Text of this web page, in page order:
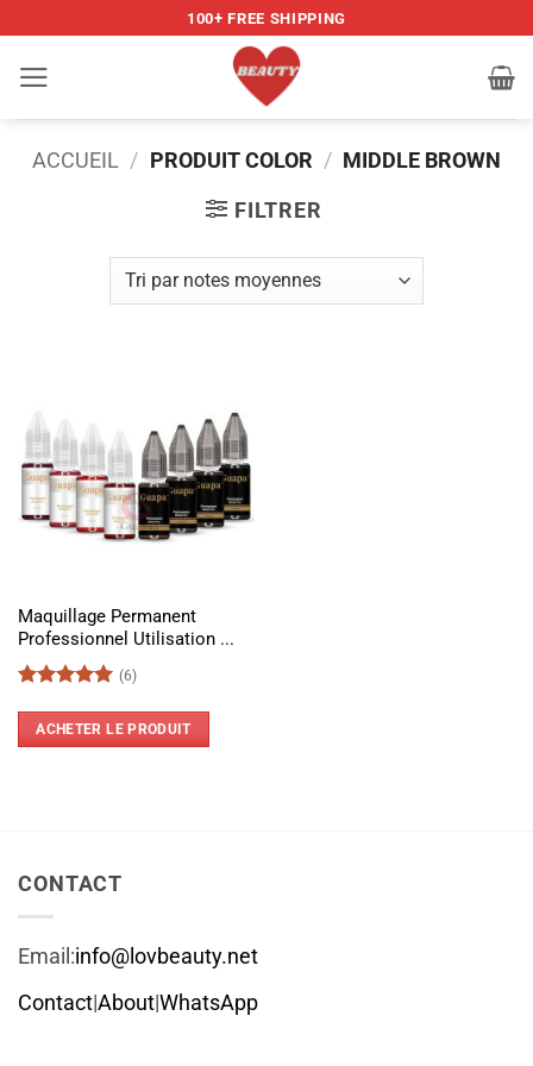
contenu
100+ FREE SHIPPING
ACCUEIL / PRODUIT COLOR / MIDDLE BROWN
FILTRER
Maquillage Permanent
Professionnel Utilisation ...
(6)
ACHETER LE PRODUIT
CONTACT
Email:info@lovbeauty.net
Contact|About|WhatsApp